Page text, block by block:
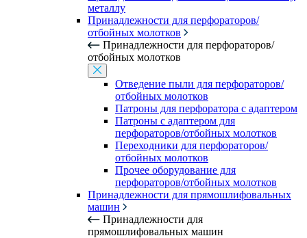
металлу
Принадлежности для перфораторов/
отбойных молотков
Принадлежности для перфораторов/
отбойных молотков
Отведение пыли для перфораторов/
отбойных молотков
Патроны для перфоратора с адаптером
Патроны с адаптером для
перфораторов/отбойных молотков
Переходники для перфораторов/
отбойных молотков
Прочее оборудование для
перфораторов/отбойных молотков
Принадлежности для прямошлифовальных
машин
Принадлежности для
прямошлифовальных машин